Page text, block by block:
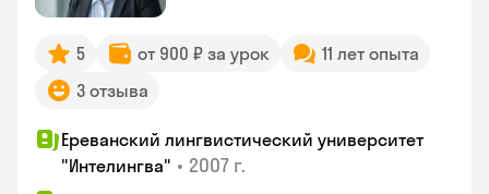
5 от 900 ₽ за урок
11 лет опыта
3 отзыва
Ереванский лингвистический университет
"Интелингва" • 2007 г.